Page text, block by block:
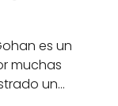
es un
muchas
un…